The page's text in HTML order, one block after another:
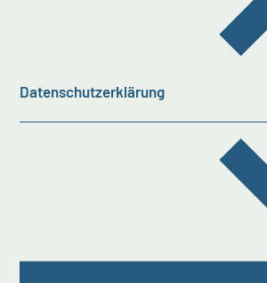
Datenschutzerklärung